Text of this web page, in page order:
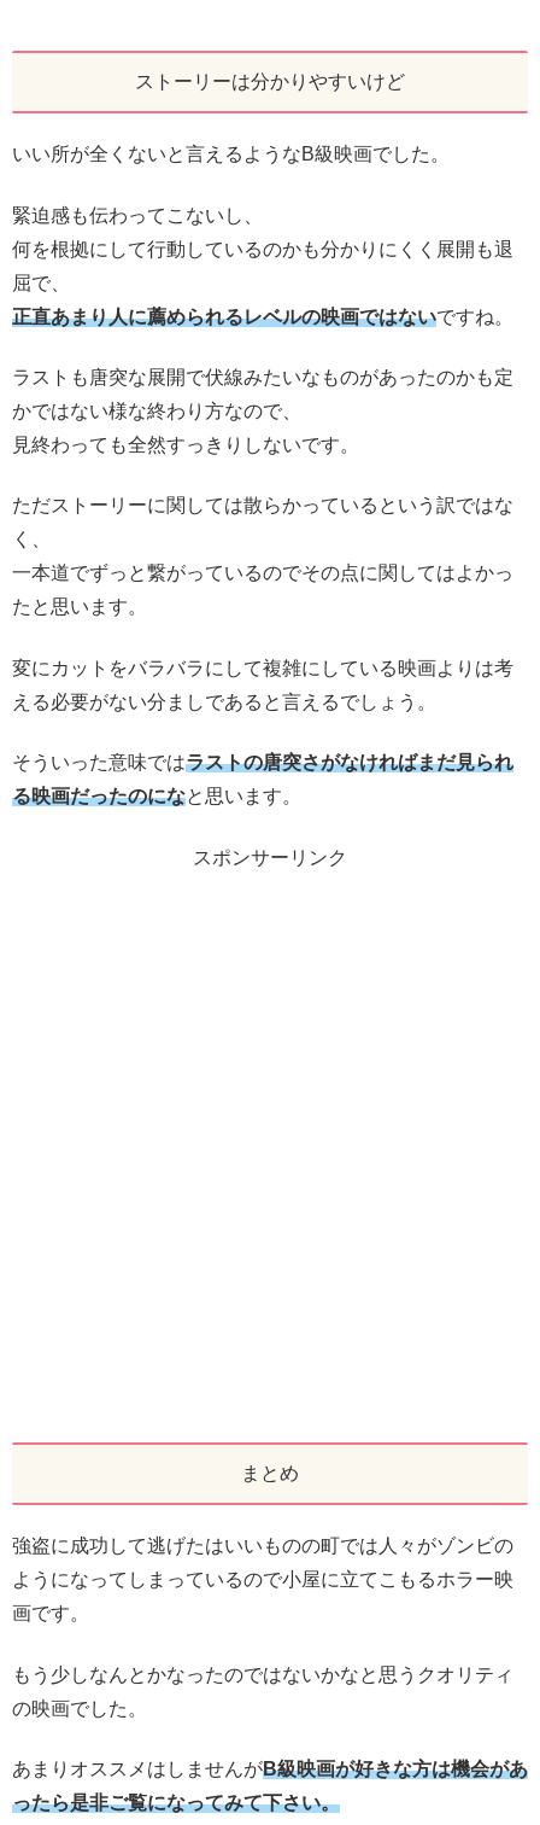
ストーリーは分かりやすいけど
いい所が全くないと言えるようなB級映画でした。
緊迫感も伝わってこないし、
何を根拠にして行動しているのかも分かりにくく展開も退
屈で、
正直あまり人に薦められるレベルの映画ではないですね。
ラストも唐突な展開で伏線みたいなものがあったのかも定
かではない様な終わり方なので、
見終わっても全然すっきりしないです。
ただストーリーに関しては散らかっているという訳ではな
く、
一本道でずっと繋がっているのでその点に関してはよかっ
たと思います。
変にカットをバラバラにして複雑にしている映画よりは考
える必要がない分ましであると言えるでしょう。
そういった意味ではラストの唐突さがなければまだ見られ
る映画だったのになと思います。
スポンサーリンク
まとめ
強盗に成功して逃げたはいいものの町では人々がゾンビの
ようになってしまっているので小屋に立てこもるホラー映
画です。
もう少しなんとかなったのではないかなと思うクオリティ
の映画でした。
あまりオススメはしませんがB級映画が好きな方は機会があ
ったら是非ご覧になってみて下さい。